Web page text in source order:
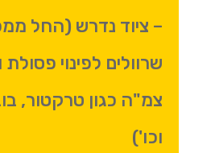
– ציוד נדרש (החל
שרוולים לפינוי פסולת
צמ"ה כגון טרקטור,
וכו')